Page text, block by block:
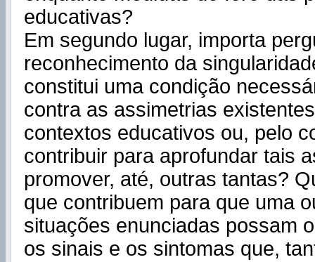
educativas?
Em segundo lugar, importa
reconhecimento da
constitui uma condição
contra as assimetrias
contextos educativos ou, pelo
contribuir para aprofundar tais
promover, até, outras tantas?
que contribuem para que uma
situações enunciadas possam
os sinais e os sintomas que,